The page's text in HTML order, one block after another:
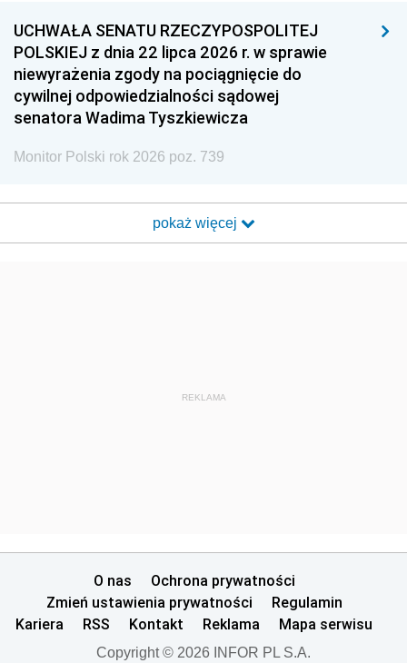
UCHWAŁA SENATU RZECZYPOSPOLITEJ
POLSKIEJ z dnia 22 lipca 2026 r. w sprawie
niewyrażenia zgody na pociągnięcie do
cywilnej odpowiedzialności sądowej
senatora Wadima Tyszkiewicza
Monitor Polski rok 2026 poz. 739
pokaż więcej
REKLAMA
O nas
Ochrona prywatności
Zmień ustawienia prywatności
Regulamin
Kariera
RSS Kontakt Reklama Mapa serwisu
Copyright © 2026 INFOR PL S.A.